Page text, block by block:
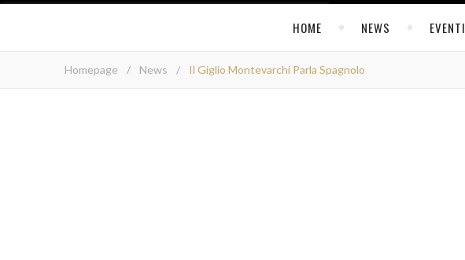
HOME NEWS EVENTI
Homepage / News / Il Giglio Montevarchi Parla Spagnolo